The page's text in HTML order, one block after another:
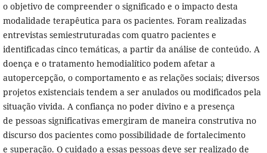
o objetivo de compreender o significado e o impacto desta
modalidade terapêutica para os pacientes. Foram realizadas
entrevistas semiestruturadas com quatro pacientes e
identificadas cinco temáticas, a partir da análise de conteúdo. A
doença e o tratamento hemodialítico podem afetar a
autopercepção, o comportamento e as relações sociais; diversos
projetos existenciais tendem a ser anulados ou modificados pela
situação vivida. A confiança no poder divino e a presença
de pessoas significativas emergiram de maneira construtiva no
discurso dos pacientes como possibilidade de fortalecimento
e superação. O cuidado a essas pessoas deve ser realizado de